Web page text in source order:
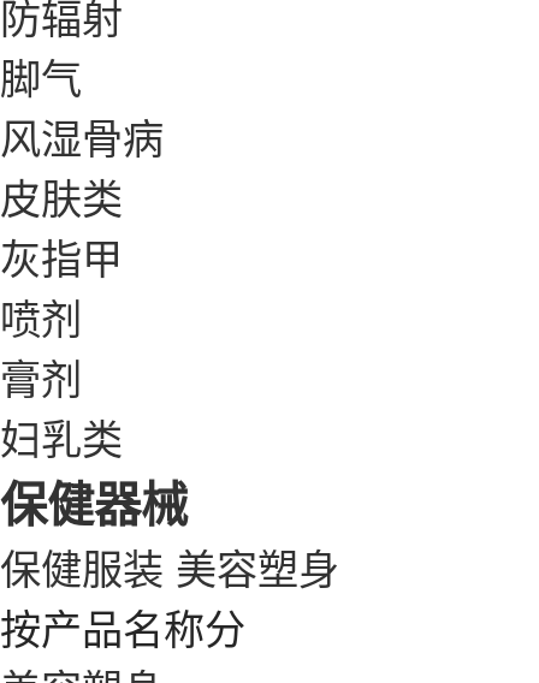
防辐射
脚气
风湿骨病
皮肤类
灰指甲
喷剂
膏剂
妇乳类
保健器械
保健服装 美容塑身
按产品名称分